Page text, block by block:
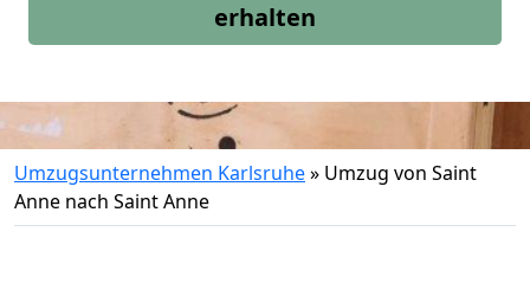
erhalten
Umzugsunternehmen Karlsruhe» Umzug von Saint
Anne nach Saint Anne